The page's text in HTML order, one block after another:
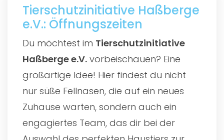
Tierschutzinitiative Haßberge
e.V.: Öffnungszeiten
Du möchtest im Tierschutzinitiative
Haßberge e.V. vorbeischauen? Eine
großartige Idee! Hier findest du nicht
nur süße Fellnasen, die auf ein neues
Zuhause warten, sondern auch ein
engagiertes Team, das dir bei der